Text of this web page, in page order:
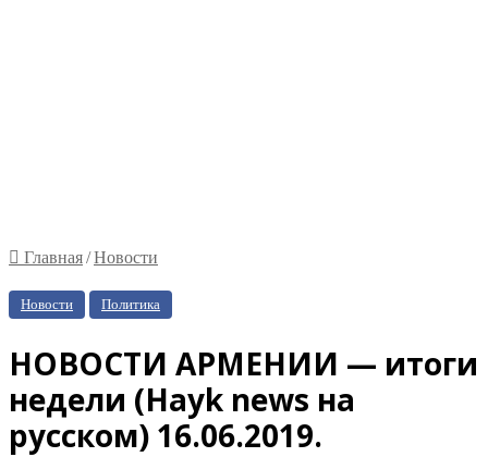
Главная/Новости
Новости Политика
НОВОСТИ АРМЕНИИ — итоги
недели (Hayk news на
русском) 16.06.2019.